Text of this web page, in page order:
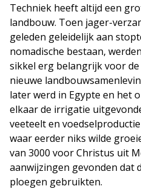
Techniek heeft altijd een
landbouw. Toen jager-
geleden geleidelijk aan
nomadische bestaan,
sikkel erg belangrijk voor
nieuwe
later werd in Egypte en het
elkaar de irrigatie
veeteelt en
waar eerder niks wilde
van 3000 voor Christus uit
aanwijzingen gevonden dat
ploegen gebruikten.